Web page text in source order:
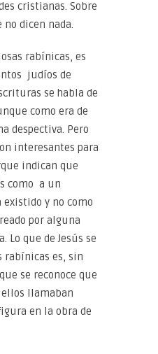
cristianas. Sobre
no dicen nada.
rabínicas, es
judíos de
se habla de
como era de
despectiva. Pero
interesantes para
indican que
como a un
y no como
por alguna
Lo que de Jesús se
rabínicas es, sin
se reconoce que
llamaban
en la obra de